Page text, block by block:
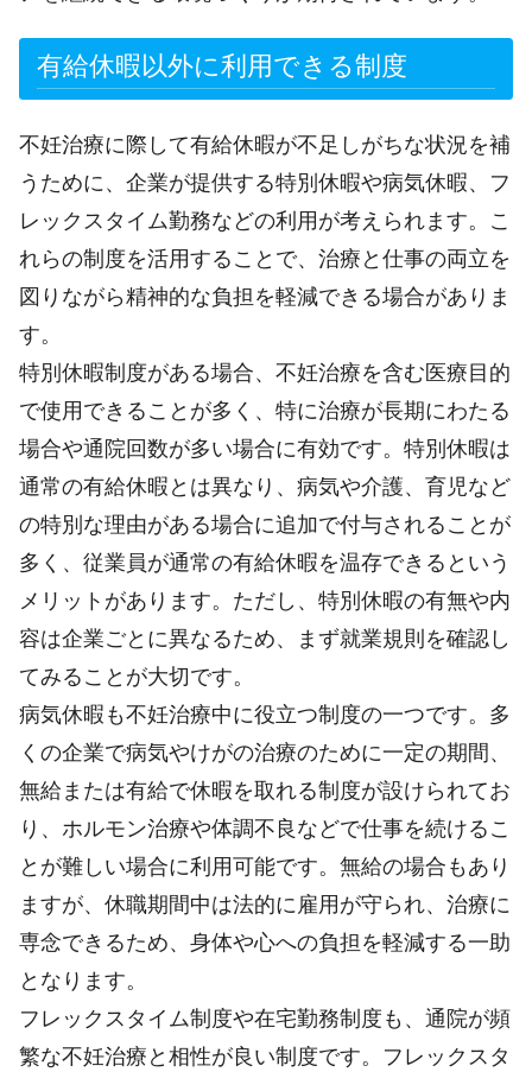
有給休暇以外に利用できる制度
不妊治療に際して有給休暇が不足しがちな状況を補
うために、企業が提供する特別休暇や病気休暇、フ
レックスタイム勤務などの利用が考えられます。こ
れらの制度を活用することで、治療と仕事の両立を
図りながら精神的な負担を軽減できる場合がありま
す。
特別休暇制度がある場合、不妊治療を含む医療目的
で使用できることが多く、特に治療が長期にわたる
場合や通院回数が多い場合に有効です。特別休暇は
通常の有給休暇とは異なり、病気や介護、育児など
の特別な理由がある場合に追加で付与されることが
多く、従業員が通常の有給休暇を温存できるという
メリットがあります。ただし、特別休暇の有無や内
容は企業ごとに異なるため、まず就業規則を確認し
てみることが大切です。
病気休暇も不妊治療中に役立つ制度の一つです。多
くの企業で病気やけがの治療のために一定の期間、
無給または有給で休暇を取れる制度が設けられてお
り、ホルモン治療や体調不良などで仕事を続けるこ
とが難しい場合に利用可能です。無給の場合もあり
ますが、休職期間中は法的に雇用が守られ、治療に
専念できるため、身体や心への負担を軽減する一助
となります。
フレックスタイム制度や在宅勤務制度も、通院が頻
繁な不妊治療と相性が良い制度です。フレックスタ